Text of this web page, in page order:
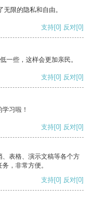
限的隐私和自由。
支持[0] 反对[0]
一些，这样会更加亲民。
支持[0] 反对[0]
习啦！
支持[0] 反对[0]
表格、演示文稿等各个方
，非常方便。
支持[0] 反对[0]